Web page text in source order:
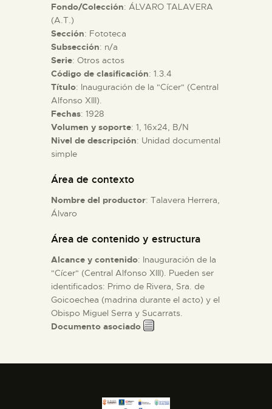
█
EL MUSEO
COLECCIONES
DIDÁCTICA
Fondo/Colección: ÁLVARO TALAVERA
(A.T.)
Sección: Fototeca
Subsección: n/a
Serie: Otros actos
Código de clasificación: 1.3.4
Título: Inauguración de la "Cícer" (Central
Alfonso XIII).
Fechas: 1928
Volumen y soporte: 1, 16x24, B/N
Nivel de descripción: Unidad documental
simple
Área de contexto
Nombre del productor: Talavera Herrera,
Álvaro
Área de contenido y estructura
Alcance y contenido: Inauguración de la
"Cícer" (Central Alfonso XIII). Pueden ser
identificados: Primo de Rivera, Sra. de
Goicoechea (madrina durante el acto) y el
Obispo Miguel Serra y Sucarrats.
Documento asociado